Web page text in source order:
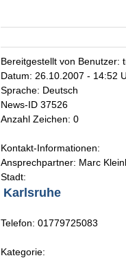
Bereitgestellt von Benutzer:
Datum: 26.10.2007 - 14:52
Sprache: Deutsch
News-ID 37526
Anzahl Zeichen: 0
Kontakt-Informationen:
Ansprechpartner: Marc
Stadt:
Karlsruhe
Telefon: 01779725083
Kategorie: